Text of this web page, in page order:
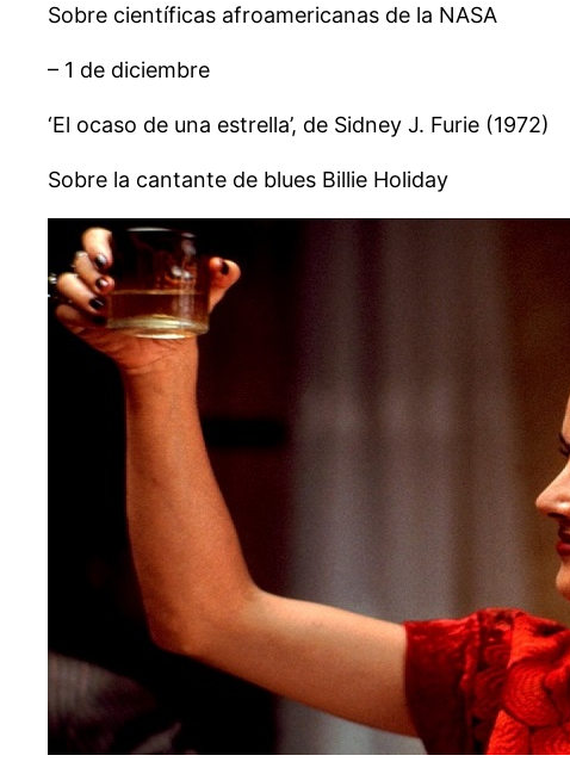
Sobre científicas afroamericanas de la NASA
– 1 de diciembre
‘El ocaso de una estrella’, de Sidney J. Furie (1972)
Sobre la cantante de blues Billie Holiday